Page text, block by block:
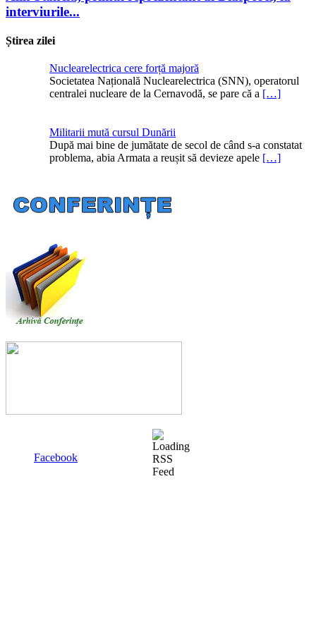
interviurile...
Știrea zilei
Nuclearelectrica cere forță majoră
Societatea Națională Nuclearelectrica (SNN), operatorul
centralei nucleare de la Cernavodă, se pare că a […]
Militarii mută cursul Dunării
După mai bine de jumătate de secol de când s-a constatat
problema, abia Armata a reușit să devieze apele […]
Facebook